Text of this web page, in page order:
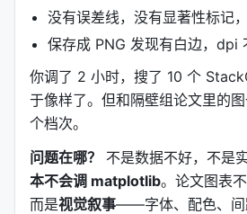
没有误差线，没有显著性标记
保存成 PNG 发现有白边，dpi
你调了 2 小时，搜了 10 个
于像样了。但和隔壁组论文里的
个档次。
问题在哪？
不是数据不好，不是
本不会调 matplotlib。论文图表
而是视觉叙事——字体、配色、间